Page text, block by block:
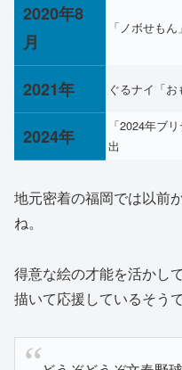
2020年8
月
「ノボせも
2021年 ぐるナイ「
2024年
「2024年ブ
出
地元密着の福岡では以前
ね。
得意な絵の才能を活かし
描いて応援しているそうで